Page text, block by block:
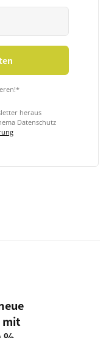
heraus
Datenschutz
mit